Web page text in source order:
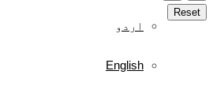
اردو
English
Reset